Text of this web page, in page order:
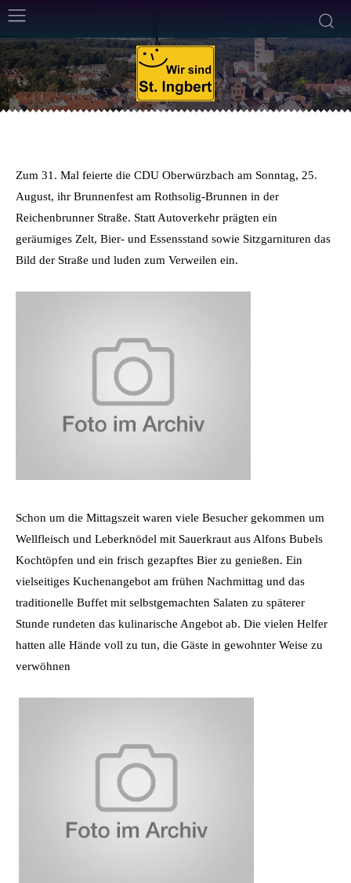
28. August 2013 Von Alexander Eich Min. Lesezeit
Zum 31. Mal feierte die CDU Oberwürzbach am Sonntag, 25.
August, ihr Brunnenfest am Rothsolig-Brunnen in der
Reichenbrunner Straße. Statt Autoverkehr prägten ein
geräumiges Zelt, Bier- und Essensstand sowie Sitzgarnituren das
Bild der Straße und luden zum Verweilen ein.
Schon um die Mittagszeit waren viele Besucher gekommen um
Wellfleisch und Leberknödel mit Sauerkraut aus Alfons Bubels
Kochtöpfen und ein frisch gezapftes Bier zu genießen. Ein
vielseitiges Kuchenangebot am frühen Nachmittag und das
traditionelle Buffet mit selbstgemachten Salaten zu späterer
Stunde rundeten das kulinarische Angebot ab. Die vielen Helfer
hatten alle Hände voll zu tun, die Gäste in gewohnter Weise zu
verwöhnen